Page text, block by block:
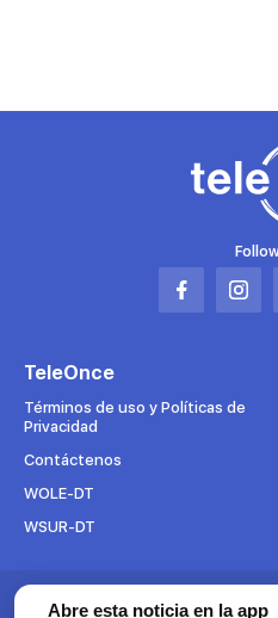
Abrir
pestaña
Abrir
TeleOnce
Términos de uso y Políticas de
Privacidad
Contáctenos
WOLE-DT
WSUR-DT
Suscríbete al boletín
Abre esta noticia en la app